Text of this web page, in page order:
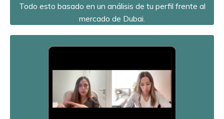
Todo esto basado en un análisis de tu perfil frente al
mercado de Dubai.